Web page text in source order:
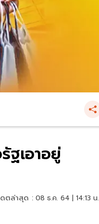
ฐเอาอยู่
ดตล่าสุด : 08 ธ.ค. 64 | 14:13 น.